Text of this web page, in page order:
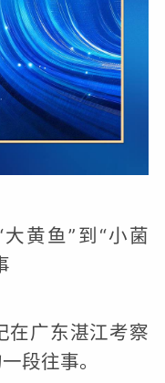
黄鱼”到“小菌
在广东湛江考察
段往事。